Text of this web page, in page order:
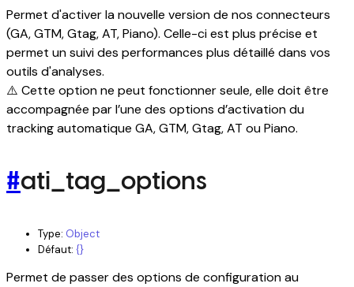
Permet d'activer la nouvelle version de nos connecteurs
(GA, GTM, Gtag, AT, Piano). Celle-ci est plus précise et
permet un suivi des performances plus détaillé dans vos
outils d'analyses.
⚠️ Cette option ne peut fonctionner seule, elle doit être
accompagnée par l’une des options d’activation du
tracking automatique GA, GTM, Gtag, AT ou Piano.
#ati_tag_options
Type: Object
Défaut: {}
Permet de passer des options de configuration au